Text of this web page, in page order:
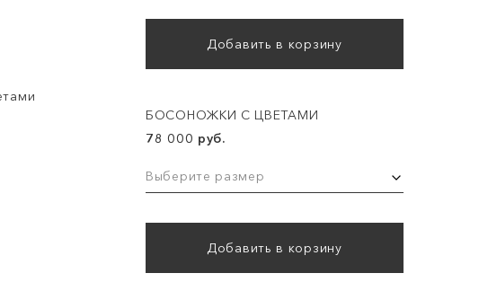
Добавить в корзину
БОСОНОЖКИ С ЦВЕТАМИ
78 000 руб.
Выберите размер
Добавить в корзину